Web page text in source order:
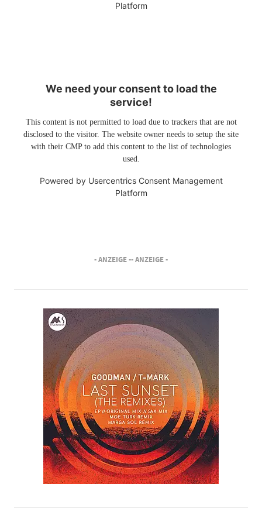
Platform
We need your consent to load the
service!
This content is not permitted to load due to trackers that are not
disclosed to the visitor. The website owner needs to setup the site
with their CMP to add this content to the list of technologies
used.
Powered by Usercentrics Consent Management
Platform
- ANZEIGE -- ANZEIGE -